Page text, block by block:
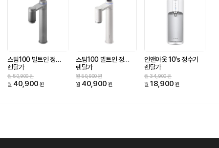
스팀100 빌트인 정수기
렌탈가
월 50,900 원
월 40,900 원
스팀100 빌트인 정수기
렌탈가
월 50,900 원
월 40,900 원
인앤아웃 10's 정수기
렌탈가
월 34,900 원
월18,900 원